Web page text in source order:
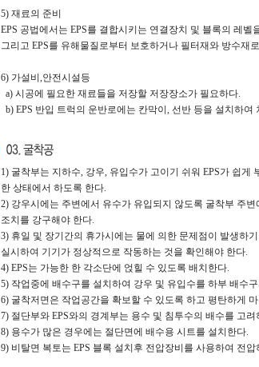
5) 재료의 준비
EPS 공법에서는 EPS를 결합시키는 연결장치 및 블록의 레
그리고 EPS를 유해물질로부터 보호하거나 필터재와 방수재
6) 가설비,안전시설등
a) 시공에 필요한 재료들을 저장할 저장장소가 필요하다.
b) EPS 반입 트럭의 운반로에는 칸막이, 선반 등을 설치하
1) 굴착부는 지하수, 강우, 유입수가 고이기 쉬워 EPS가 쉽
한 상태에서 하도록 한다.
2) 강우시에는 주변에서 유수가 유입되지 않도록 굴착부 주
조치를 강구해야 한다.
3) 휴일 및 장기간의 휴가시에는 물에 의한 문제점이 발생하
실시하여 기기가 정상적으로 작동하는 것을 확인해야 한다.
4) EPS는 가능한 한 각소단에 얹힐 수 있도록 배치한다.
5) 작업중에 배수구를 설치하여 강우 및 유입수를 하부 배수
6) 굴착저면은 작업공간을 확보할 수 있도록 하고 평탄하게
7) 절단부와 EPS와의 경계부는 용수 및 침투수의 배수를 고
8) 용수가 많은 경우에는 절단면에 배수용 시트를 설치한다.
9) 비탈면 복토는 EPS 블록 설치후 전압장비를 사용하여 전압